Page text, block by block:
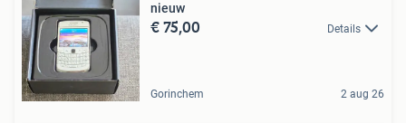
nieuw
€ 75,00 Details
Gorinchem 2 aug 26